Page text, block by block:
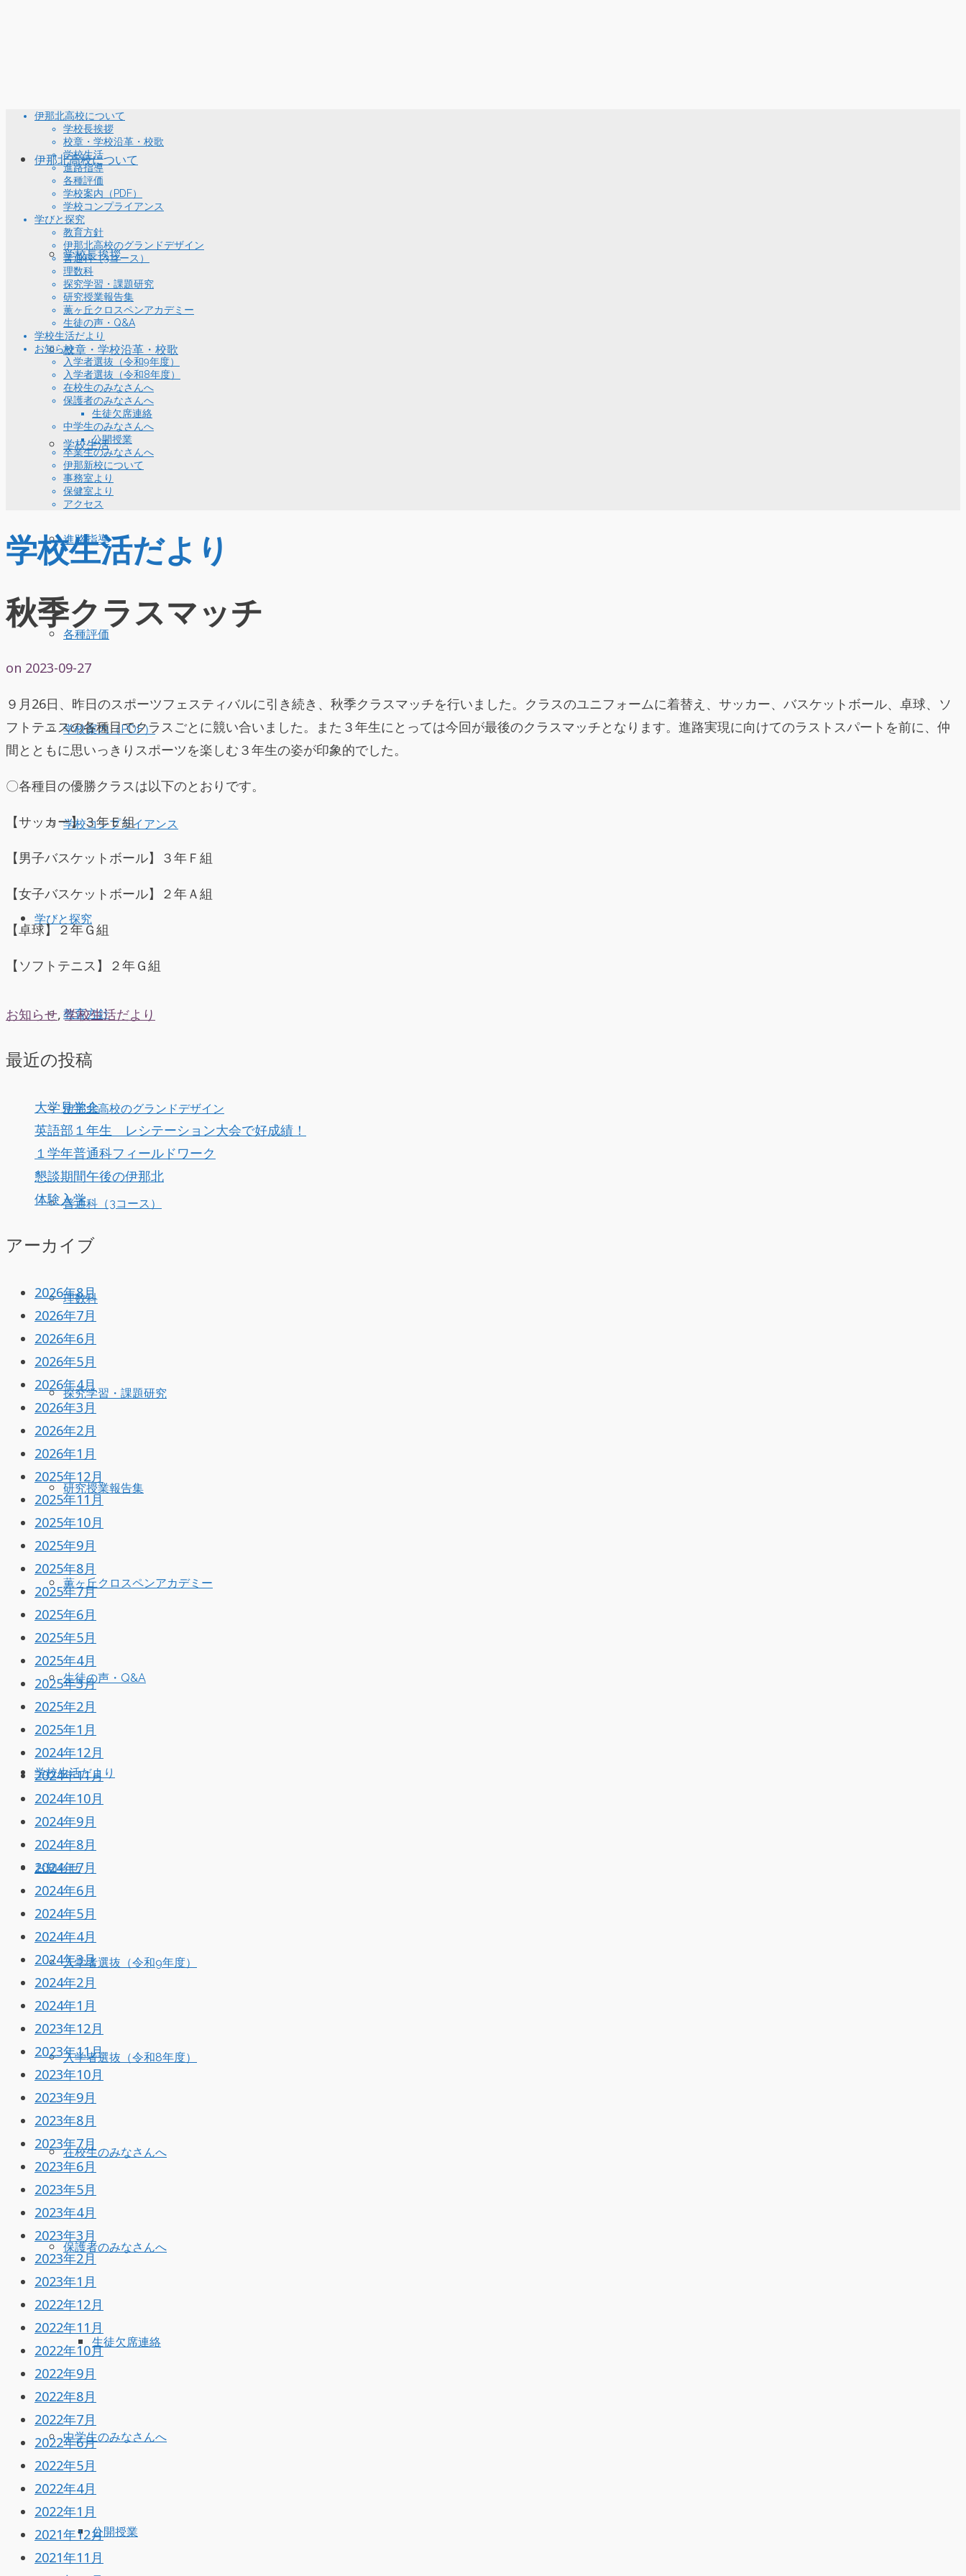
伊那北高校について
学校長挨拶
校章・学校沿革・校歌
学校生活
進路指導
各種評価
学校案内（PDF）
学校コンプライアンス
学びと探究
教育方針
伊那北高校のグランドデザイン
普通科（3コース）
理数科
探究学習・課題研究
研究授業報告集
薫ヶ丘クロスペンアカデミー
生徒の声・Q&A
学校生活だより
お知らせ
入学者選抜（令和9年度）
入学者選抜（令和8年度）
在校生のみなさんへ
保護者のみなさんへ
生徒欠席連絡
中学生のみなさんへ
公開授業
伊那北高校について
学校長挨拶
校章・学校沿革・校歌
学校生活
進路指導
各種評価
学校案内（PDF）
学校コンプライアンス
学びと探究
教育方針
伊那北高校のグランドデザイン
普通科（3コース）
理数科
探究学習・課題研究
研究授業報告集
薫ヶ丘クロスペンアカデミー
生徒の声・Q&A
学校生活だより
お知らせ
入学者選抜（令和9年度）
入学者選抜（令和8年度）
在校生のみなさんへ
保護者のみなさんへ
生徒欠席連絡
中学生のみなさんへ
公開授業
卒業生のみなさんへ
伊那新校について
事務室より
保健室より
アクセス
学校生活だより
秋季クラスマッチ
on 2023-09-27
９月26日、昨日のスポーツフェスティバルに引き続き、秋季クラスマッチを行いました。クラスのユニフォームに着替え、サッカー、バスケットボール、卓球、ソ
フトテニスの各種目でクラスごとに競い合いました。また３年生にとっては今回が最後のクラスマッチとなります。進路実現に向けてのラストスパートを前に、仲
間とともに思いっきりスポーツを楽しむ３年生の姿が印象的でした。
〇各種目の優勝クラスは以下のとおりです。
【サッカー】３年Ｅ組
【男子バスケットボール】３年Ｆ組
【女子バスケットボール】２年Ａ組
【卓球】２年Ｇ組
【ソフトテニス】２年Ｇ組
お知らせ,学校生活だより
最近の投稿
大学見学会
英語部１年生 レシテーション大会で好成績！
１学年普通科フィールドワーク
懇談期間午後の伊那北
体験入学
アーカイブ
2026年8月
2026年7月
2026年6月
2026年5月
2026年4月
2026年3月
2026年2月
2026年1月
2025年12月
2025年11月
2025年10月
2025年9月
2025年8月
2025年7月
2025年6月
2025年5月
2025年4月
2025年3月
2025年2月
2025年1月
2024年12月
2024年11月
2024年10月
2024年9月
2024年8月
2024年7月
2024年6月
2024年5月
2024年4月
2024年3月
2024年2月
2024年1月
2023年12月
2023年11月
2023年10月
2023年9月
2023年8月
2023年7月
2023年6月
2023年5月
2023年4月
2023年3月
2023年2月
2023年1月
2022年12月
2022年11月
2022年10月
2022年9月
2022年8月
2022年7月
2022年6月
2022年5月
2022年4月
2022年1月
2021年12月
2021年11月